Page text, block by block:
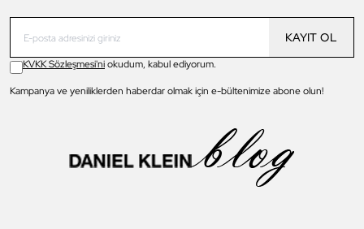
KAYIT OL
KVKK Sözleşmesi'niokudum, kabul ediyorum.
Kampanya ve yeniliklerden haberdar olmak için e-bültenimize abone olun!